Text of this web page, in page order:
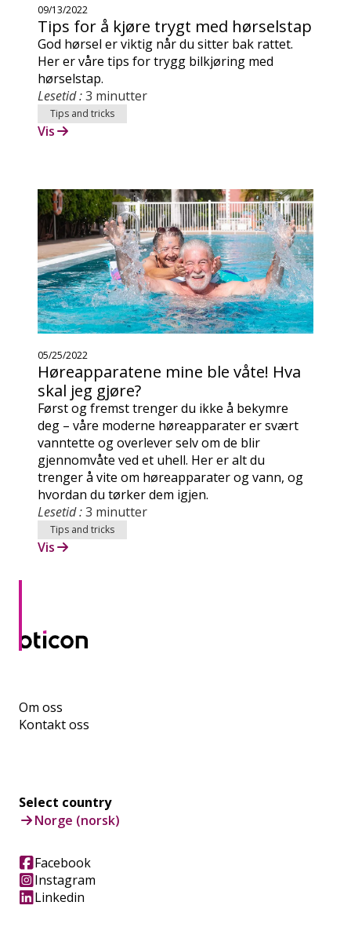
09/13/2022
Tips for å kjøre trygt med hørselstap
God hørsel er viktig når du sitter bak rattet.
Her er våre tips for trygg bilkjøring med
hørselstap.
Lesetid :3 minutter
Tips and tricks
Vis
05/25/2022
Høreapparatene mine ble våte! Hva
skal jeg gjøre?
Først og fremst trenger du ikke å bekymre
deg – våre moderne høreapparater er svært
vanntette og overlever selv om de blir
gjennomvåte ved et uhell. Her er alt du
trenger å vite om høreapparater og vann, og
hvordan du tørker dem igjen.
Lesetid :3 minutter
Tips and tricks
Vis
Om oss
Kontakt oss
Select country
Norge (norsk)
Facebook
Instagram
Linkedin